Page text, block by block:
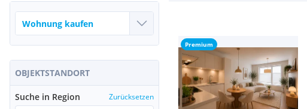
OBJEKTSTANDORT
Suche in Region Zurücksetzen
Premium